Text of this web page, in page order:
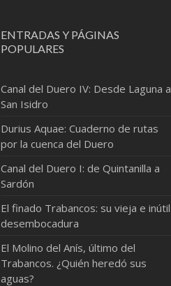
ENTRADAS Y PÁGINAS
POPULARES
Canal del Duero IV: Desde Laguna a
San Isidro
Durius Aquae: Cuaderno de rutas
por la cuenca del Duero
Canal del Duero I: de Quintanilla a
Sardón
El finado Trabancos: su vieja e inútil
desembocadura
El Molino del Anís, último del
Trabancos. ¿Quién heredó sus
aguas?